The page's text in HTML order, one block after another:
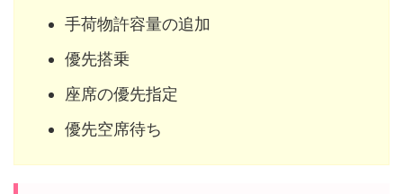
手荷物許容量の追加
優先搭乗
座席の優先指定
優先空席待ち